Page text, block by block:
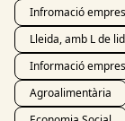
Infromació
Lleida, amb L de
Informació
Agroalimentària